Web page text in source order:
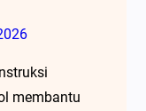
membantu